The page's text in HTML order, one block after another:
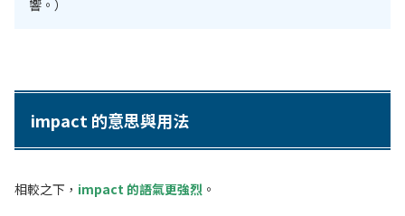
響。 ）
impact 的意思與用法
相較之下， impact 的語氣更強烈 。